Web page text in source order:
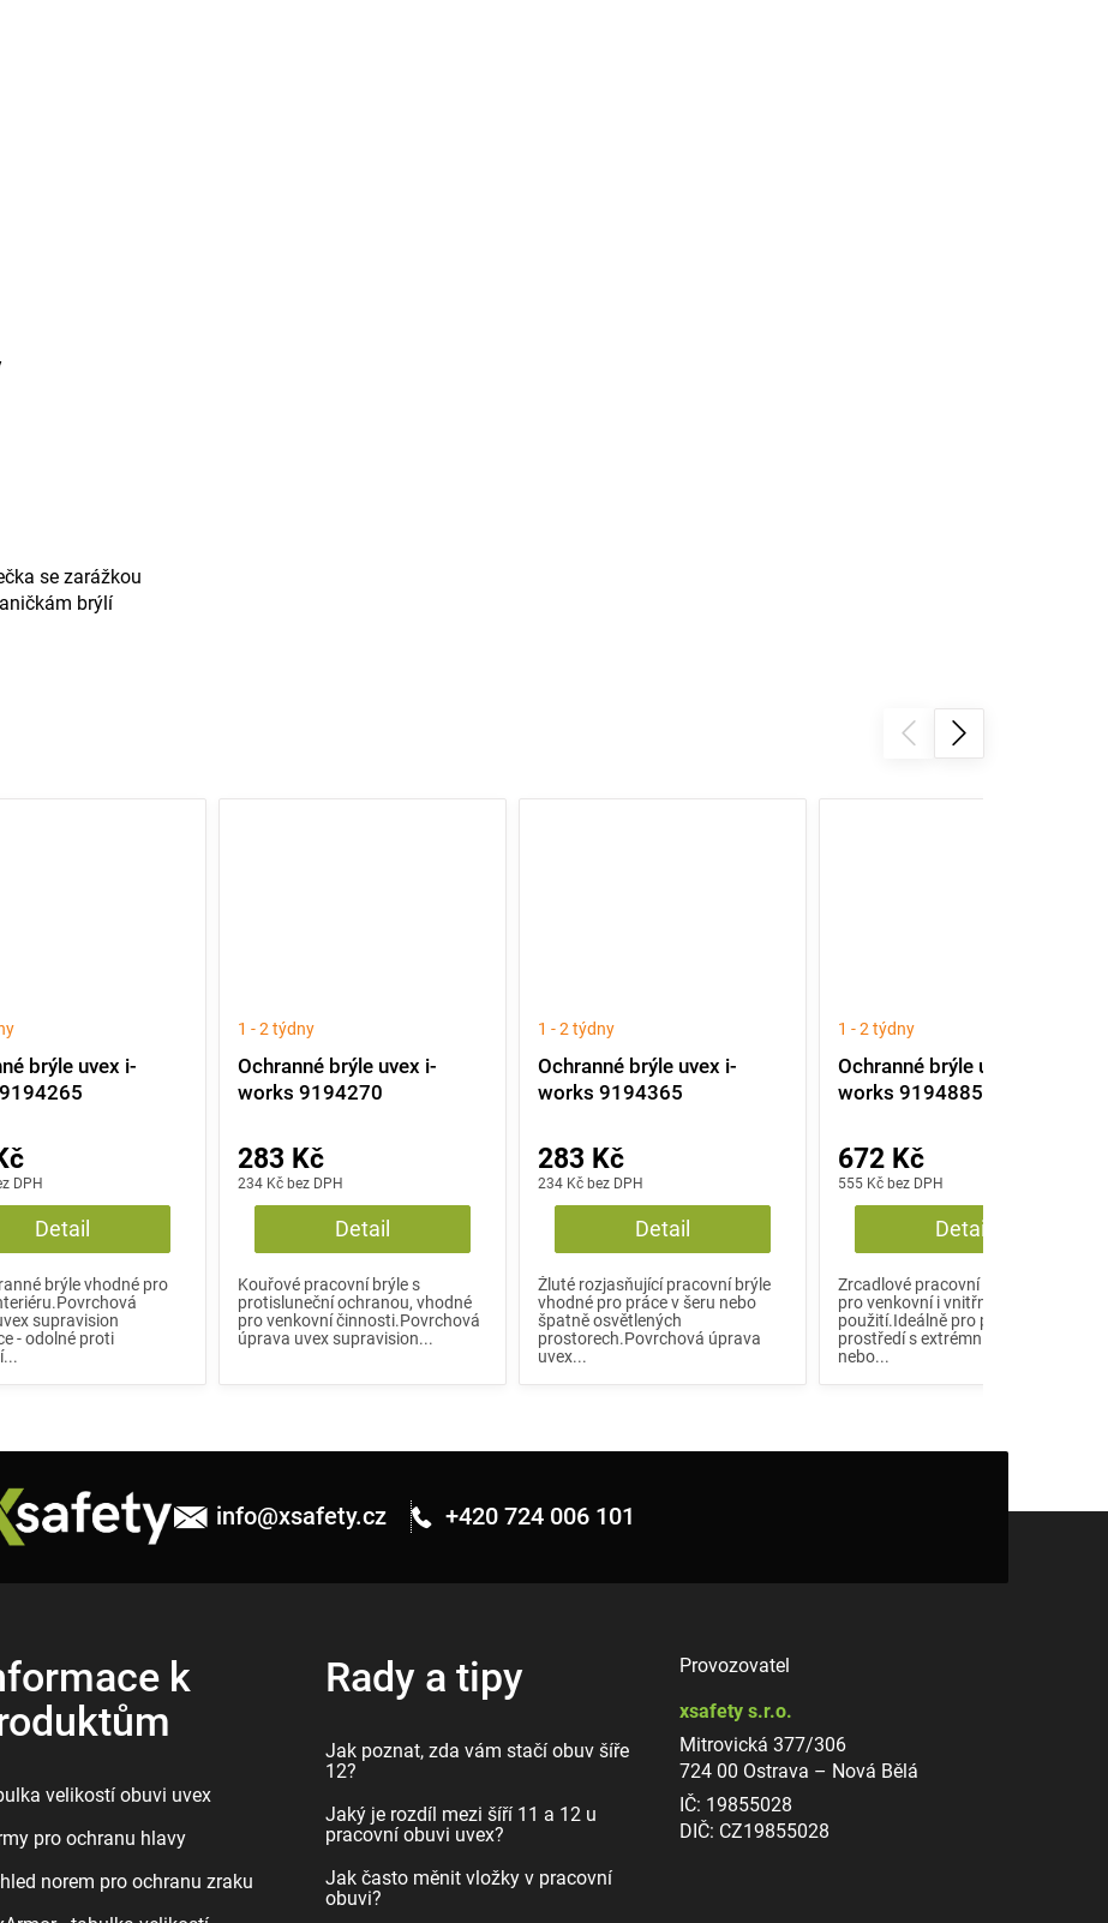
brýle uvex i-
DPH
Detail
brýle vhodné pro
supravision
- odolné proti
Ochranné brýle uvex i-
works 9194270
1 - 2 týdny
234 Kč bez DPH
283 Kč
Detail
Kouřové pracovní brýle s
protisluneční ochranou, vhodné
pro venkovní činnosti.Povrchová
úprava uvex supravision...
Ochranné brýle uvex i-
works 9194365
1 - 2 týdny
234 Kč bez DPH
283 Kč
Detail
Žluté rozjasňující pracovní brýle
vhodné pro práce v šeru nebo
špatně osvětlených
prostorech.Povrchová úprava
uvex...
Ochranné brýle uvex i-
works 9194885
1 - 2 týdny
555 Kč bez DPH
672 Kč
Detail
Zrcadlové pracovní brýle vhodné
pro venkovní i vnitřní
použití.Ideálně pro pracovní
prostředí s extrémním umělým
nebo...
se zarážkou
brýlí
info@xsafety.cz +420 724 006 101
k
velikostí obuvi uvex
pro ochranu hlavy
norem pro ochranu zraku
Rady a tipy
Jak poznat, zda vám stačí obuv šíře
12?
Jaký je rozdíl mezi šíří 11 a 12 u
pracovní obuvi uvex?
Jak často měnit vložky v pracovní
obuvi?
Provozovatel
xsafety s.r.o.
Mitrovická 377/306
724 00 Ostrava – Nová Bělá
IČ: 19855028
DIČ: CZ19855028